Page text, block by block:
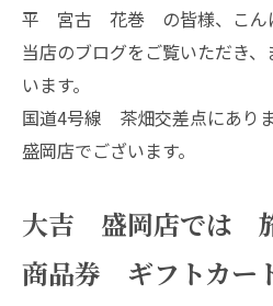
平 宮古 花巻 の皆様、こん
当店のブログをご覧いただき
います。
国道4号線 茶畑交差点にあり
盛岡店でございます。
大吉 盛岡店では
商品券 ギフトカ